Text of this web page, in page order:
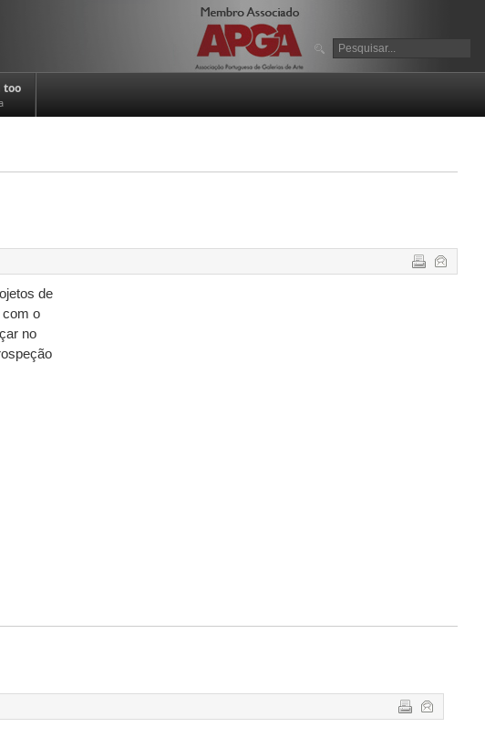
too
de
com o
no